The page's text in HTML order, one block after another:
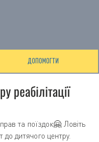
ДОПОМОГТИ
реабілітації
та поїздок🤗 Ловіть
до дитячого центру.